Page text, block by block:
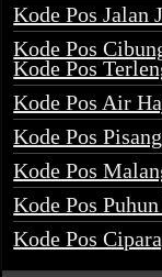
Kode Pos Jalan
Kode Pos
Kode Pos
Kode Pos Air
Kode Pos
Kode Pos
Kode Pos
Kode Pos